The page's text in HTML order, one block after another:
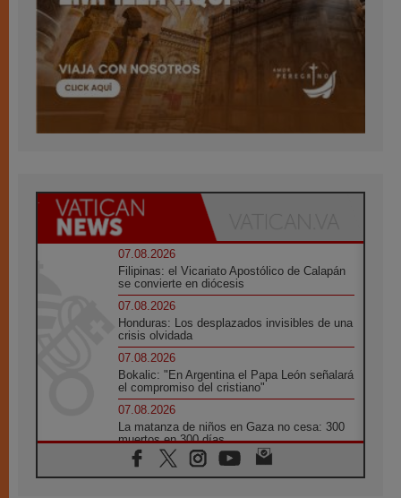
07.08.2026
Filipinas: el Vicariato Apostólico de Calapán
se convierte en diócesis
07.08.2026
Honduras: Los desplazados invisibles de una
crisis olvidada
07.08.2026
Bokalic: "En Argentina el Papa León señalará
el compromiso del cristiano"
07.08.2026
La matanza de niños en Gaza no cesa: 300
muertos en 300 días
07.08.2026
Tagle: La guerra desfigura el mundo, solo la